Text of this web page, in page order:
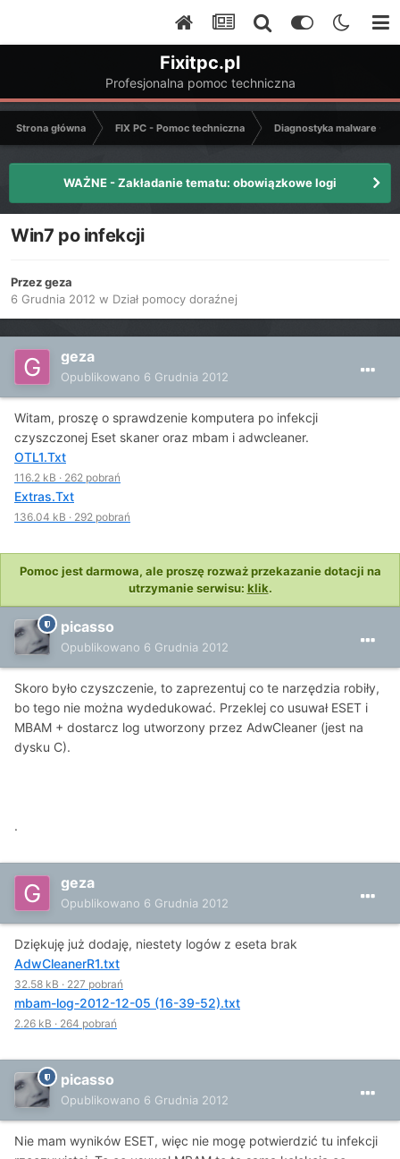
Fixitpc.pl
Profesjonalna pomoc techniczna
Strona główna FIX PC - Pomoc techniczna Diagnostyka malware -
WAŻNE - Zakładanie tematu: obowiązkowe logi
Win7 po infekcji
Przezgeza
6 Grudnia 2012 w Dział pomocy doraźnej
geza
Opublikowano 6 Grudnia 2012
Witam, proszę o sprawdzenie komputera po infekcji
czyszczonej Eset skaner oraz mbam i adwcleaner.
OTL1.Txt
116.2 kB · 262 pobrań
Extras.Txt
136.04 kB · 292 pobrań
Pomoc jest darmowa, ale proszę rozważ przekazanie dotacji na
utrzymanie serwisu: klik.
picasso
Opublikowano 6 Grudnia 2012
Skoro było czyszczenie, to zaprezentuj co te narzędzia robiły,
bo tego nie można wydedukować. Przeklej co usuwał ESET i
MBAM + dostarcz log utworzony przez AdwCleaner (jest na
dysku C).
.
geza
Opublikowano 6 Grudnia 2012
Dziękuję już dodaję, niestety logów z eseta brak
AdwCleanerR1.txt
32.58 kB · 227 pobrań
mbam-log-2012-12-05 (16-39-52).txt
2.26 kB · 264 pobrań
picasso
Opublikowano 6 Grudnia 2012
Nie mam wyników ESET, więc nie mogę potwierdzić tu infekcji